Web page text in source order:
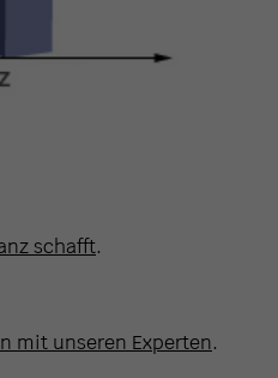
schafft.
mit unseren Experten.